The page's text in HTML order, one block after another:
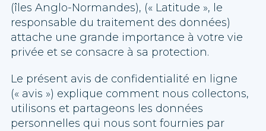
(îles Anglo-Normandes), (« Latitude », le
responsable du traitement des données)
attache une grande importance à votre vie
privée et se consacre à sa protection.
Le présent avis de confidentialité en ligne
(« avis ») explique comment nous collectons,
utilisons et partageons les données
personnelles qui nous sont fournies par